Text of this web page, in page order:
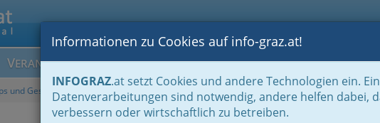
VERANSTALTUNGEN BLOGS FOTOS GASTRONOMIE B
Informationen zu Cookies auf info-graz.at!
INFOGRAZ.at setzt Cookies und andere Technologien ein.
Datenverarbeitungen sind notwendig, andere helfen dabei,
verbessern oder wirtschaftlich zu betreiben.
und Geschichten rund um die Ernährung